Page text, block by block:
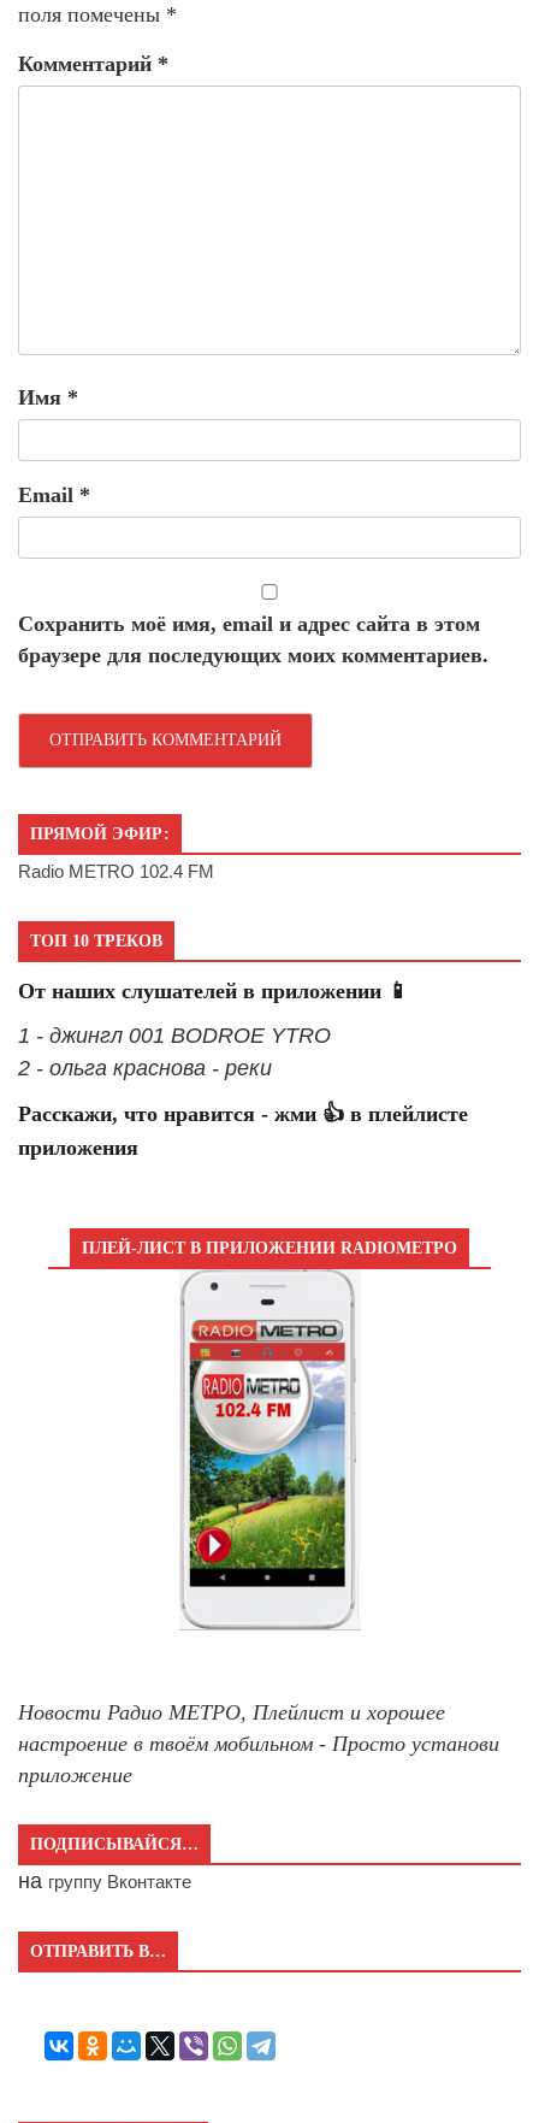
поля помечены *
Комментарий *
Имя *
Email *
Сохранить моё имя, email и адрес сайта в этом
браузере для последующих моих комментариев.
ПРЯМОЙ ЭФИР:
Radio METRO 102.4 FM
ТОП 10 ТРЕКОВ
От наших слушателей в приложении 📱
1 - джингл 001 BODROE YTRO
2 - ольга краснова - реки
Расскажи, что нравится - жми 👍 в плейлисте
приложения
ПЛЕЙ-ЛИСТ В ПРИЛОЖЕНИИ RADIOМЕТРО
Новости Радио МЕТРО, Плейлист и хорошее
настроение в твоём мобильном - Просто установи
приложение
ПОДПИСЫВАЙСЯ…
на группу Вконтакте
ОТПРАВИТЬ В…